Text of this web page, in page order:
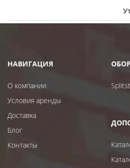
НАВИГАЦИЯ
О компании
Условия аренды
Доставка
Блог
Контакты